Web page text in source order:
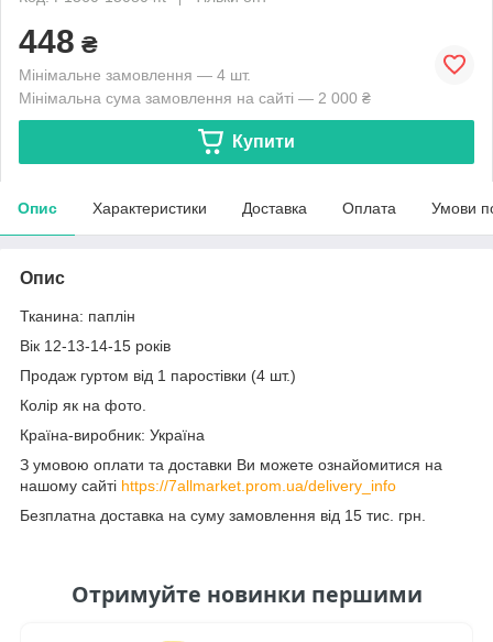
448 ₴
Мінімальне замовлення — 4 шт.
Мінімальна сума замовлення на сайті — 2 000 ₴
Купити
Опис Характеристики Доставка Оплата Умови
Опис
Тканина: паплін
Вік 12-13-14-15 років
Продаж гуртом від 1 паростівки (4 шт.)
Колір як на фото.
Країна-виробник: Україна
З умовою оплати та доставки Ви можете ознайомитися на
нашому сайті https://7allmarket.prom.ua/delivery_info
Безплатна доставка на суму замовлення від 15 тис. грн.
Отримуйте новинки першими